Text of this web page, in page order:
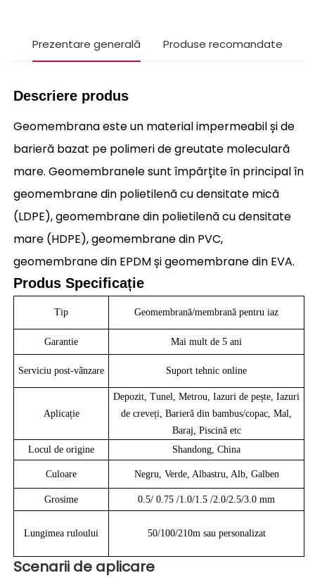
Prezentare generală Produse recomandate
Descriere produs
Geomembrana este un material impermeabil și de
barieră bazat pe polimeri de greutate moleculară
mare. Geomembranele sunt împărțite în principal în
geomembrane din polietilenă cu densitate mică
(LDPE), geomembrane din polietilenă cu densitate
mare (HDPE), geomembrane din PVC,
geomembrane din EPDM și geomembrane din EVA.
Produs Specificație
Tip Geomembrană/membrană pentru iaz
Garantie Mai mult de 5 ani
Serviciu post-vânzare Suport tehnic online
Aplicație
Depozit, Tunel, Metrou, Iazuri de pește, Iazuri
de creveți, Barieră din bambus/copac, Mal,
Baraj, Piscină etc
Locul de origine
Shandong, China
Culoare Negru, Verde, Albastru, Alb, Galben
Grosime 0.5/ 0.75 /1.0/1.5 /2.0/2.5/3.0 mm
Lungimea ruloului 50/100/210m sau personalizat
Scenarii de aplicare